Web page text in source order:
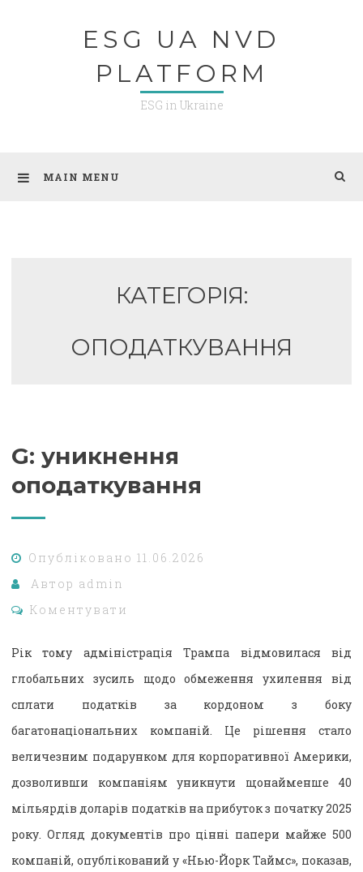
ESG UA NVD
PLATFORM
ESG in Ukraine
MAIN MENU
КАТЕГОРІЯ:
ОПОДАТКУВАННЯ
G: уникнення
оподаткування
Опубліковано 11.06.2026
Автор admin
Коментувати
Рік тому адміністрація Трампа відмовилася від
глобальних зусиль щодо обмеження ухилення від
сплати податків за кордоном з боку
багатонаціональних компаній. Це рішення стало
величезним подарунком для корпоративної Америки,
дозволивши компаніям уникнути щонайменше 40
мільярдів доларів податків на прибуток з початку 2025
року. Огляд документів про цінні папери майже 500
компаній, опублікований у «Нью-Йорк Таймс», показав,